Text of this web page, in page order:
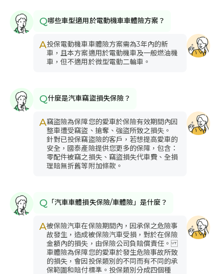
※依實際投保金額為準
保險期間總額
竊盜損失保險暨限額損失附加條款
保我方車輛
※依實際投保金額為準
機車火災事故車體損失保險
保險期間總額 2~6 萬元
竊盜損失保險機車交通費用附加條款 保我方車輛
交通費日額(最高30日)
Q哪些車型適用於電動機車車體險方案？
A投保電動機車車體險方案需為3年內的新
車，且本方案適用於電動機車及一般燃油機
車，但不適用於微型電動二輪車。
Q什麼是汽車竊盜損失保險？
A竊盜險為保障您的愛車於保險有效期間內因
整車遭受竊盜、搶奪、強盜所致之損失。
針對已投保竊盜險的客戶，若想提高愛車的
安全，國泰產險提供您更多的保障，包含：
零配件被竊之損失、竊盜損失代車費、全損
理賠無折舊等附加條款。
Q 「汽車車體損失保險/車體險」是什麼？
A被保險汽車在保險期間內，因承保之危險事
故發生，造成被保險汽車受損，對於在保險
金額內的損失，由保險公司負賠償責任。
車體險為保障您的愛車於發生危險事故所致
的損失，會因投保類別的不同而有不同的承
保範圍和賠付標準。投保類別分成四個種